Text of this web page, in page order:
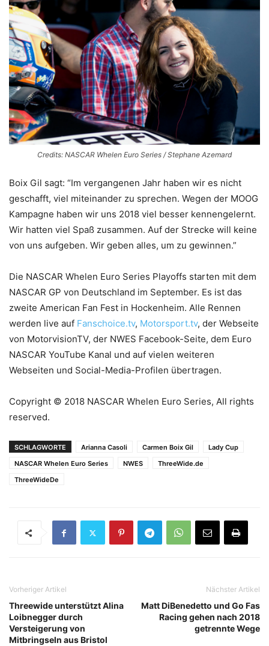
Credits: NASCAR Whelen Euro Series / Stephane Azemard
Boix Gil sagt: “Im vergangenen Jahr haben wir es nicht
geschafft, viel miteinander zu sprechen. Wegen der MOOG
Kampagne haben wir uns 2018 viel besser kennengelernt.
Wir hatten viel Spaß zusammen. Auf der Strecke will keine
von uns aufgeben. Wir geben alles, um zu gewinnen.”
Die NASCAR Whelen Euro Series Playoffs starten mit dem
NASCAR GP von Deutschland im September. Es ist das
zweite American Fan Fest in Hockenheim. Alle Rennen
werden live auf Fanschoice.tv, Motorsport.tv, der Webseite
von MotorvisionTV, der NWES Facebook-Seite, dem Euro
NASCAR YouTube Kanal und auf vielen weiteren
Webseiten und Social-Media-Profilen übertragen.
Copyright © 2018 NASCAR Whelen Euro Series, All rights
reserved.
SCHLAGWORTE Arianna Casoli Carmen Boix Gil
Lady Cup
NASCAR Whelen Euro Series
NWES
ThreeWide.de
ThreeWideDe
Vorheriger Artikel
Threewide unterstützt Alina
Loibnegger durch
Versteigerung von
Mitbringseln aus Bristol
Nächster Artikel
Matt DiBenedetto und Go Fas
Racing gehen nach 2018
getrennte Wege